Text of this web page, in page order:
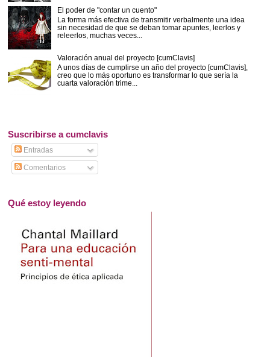
El poder de "contar un cuento"
La forma más efectiva de transmitir verbalmente una idea
sin necesidad de que se deban tomar apuntes, leerlos y
releerlos, muchas veces...
Valoración anual del proyecto [cumClavis]
A unos días de cumplirse un año del proyecto [cumClavis],
creo que lo más oportuno es transformar lo que sería la
cuarta valoración trime...
Suscribirse a cumclavis
Entradas
Comentarios
Qué estoy leyendo